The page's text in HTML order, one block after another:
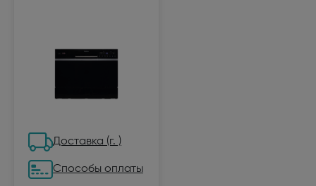
Доставка (г. )
Способы оплаты